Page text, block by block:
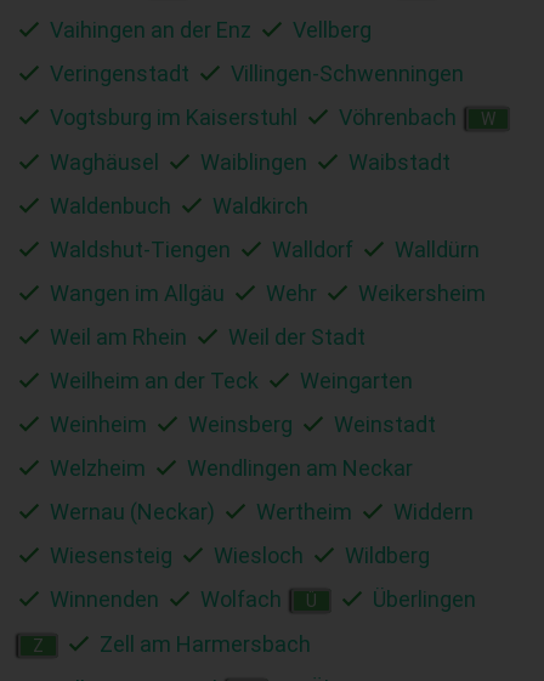
Vaihingen an der Enz
Vellberg
Veringenstadt
Villingen-Schwenningen
Vogtsburg im Kaiserstuhl
Vöhrenbach W
Waghäusel Waiblingen
Waibstadt
Waldenbuch
Waldkirch
Waldshut-Tiengen
Walldorf
Walldürn
Wangen im Allgäu
Wehr
Weikersheim
Weil am Rhein
Weil der Stadt
Weilheim an der Teck
Weingarten
Weinheim
Weinsberg
Weinstadt
Welzheim
Wendlingen am Neckar
Wernau (Neckar)
Wertheim
Widdern
Wiesensteig
Wiesloch
Wildberg
Winnenden
Wolfach Ü Überlingen
Z
Zell am Harmersbach